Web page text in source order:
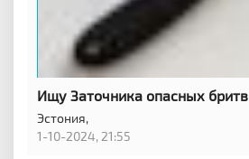
Ищу Заточника опасных бритв
Эстония,
1-10-2024, 21:55